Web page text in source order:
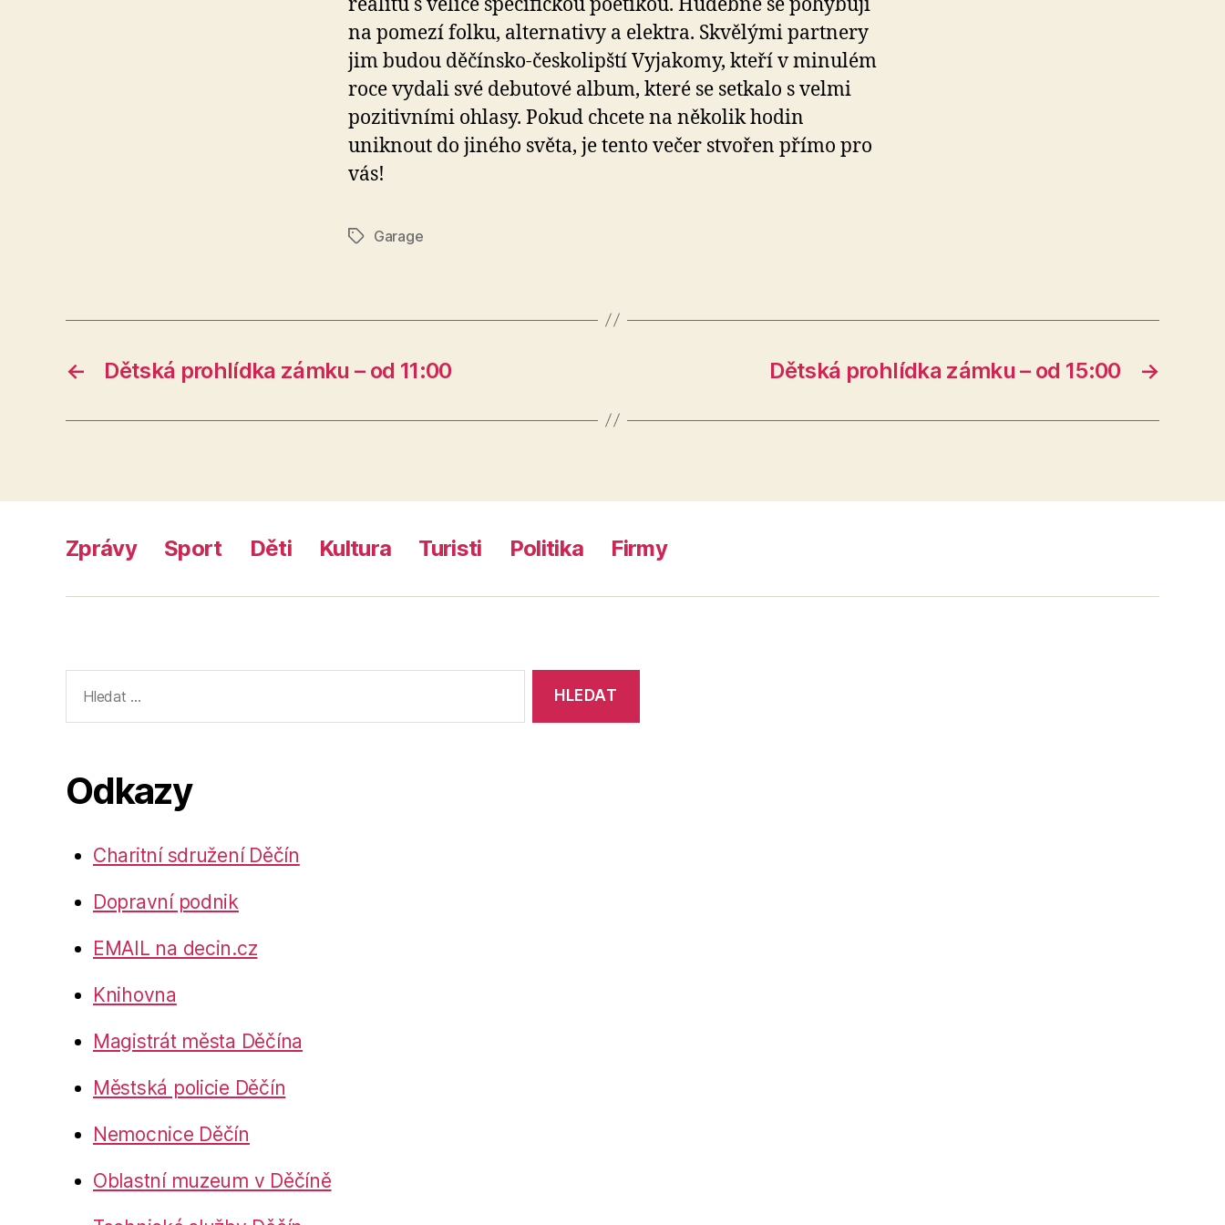
na pomezí folku, alternativy a elektra. Skvělými partnery
jim budou děčínsko-českolipští Vyjakomy, kteří v minulém
roce vydali své debutové album, které se setkalo s velmi
pozitivními ohlasy. Pokud chcete na několik hodin
uniknout do jiného světa, je tento večer stvořen přímo pro
vás!
ŠtítkyGarage
← Dětská prohlídka zámku – od 11:00 →
Dětská prohlídka zámku – od 15:00
Zprávy Sport Děti Kultura Turisti Politika Firmy
vyhledávání:
Odkazy
Charitní sdružení Děčín
Dopravní podnik
EMAIL na decin.cz
Knihovna
Magistrát města Děčína
Městská policie Děčín
Nemocnice Děčín
Oblastní muzeum v Děčíně